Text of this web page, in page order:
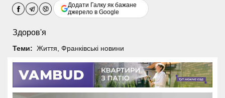
Додати Галку як бажане
джерело в Google
Здоров'я
Теми: Життя Франківські новини